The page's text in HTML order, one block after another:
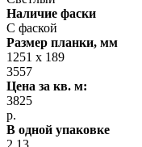
Наличие фаски
С фаской
Размер планки, мм
1251 x 189
3557
Цена за кв. м:
3825
р.
В одной упаковке
2.13